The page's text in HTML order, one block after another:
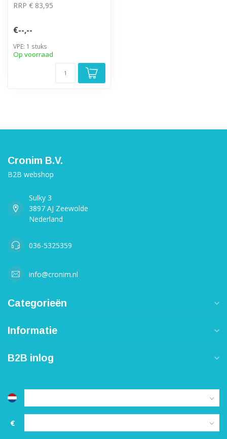
RRP € 83,95
€--,--
VPE: 1 stuks
Op voorraad
Cronim B.V.
B2B webshop
Sulky 3
3897 AJ Zeewolde
Nederland
036-5325359
info@cronim.nl
Categorieën
Informatie
B2B inlog
€